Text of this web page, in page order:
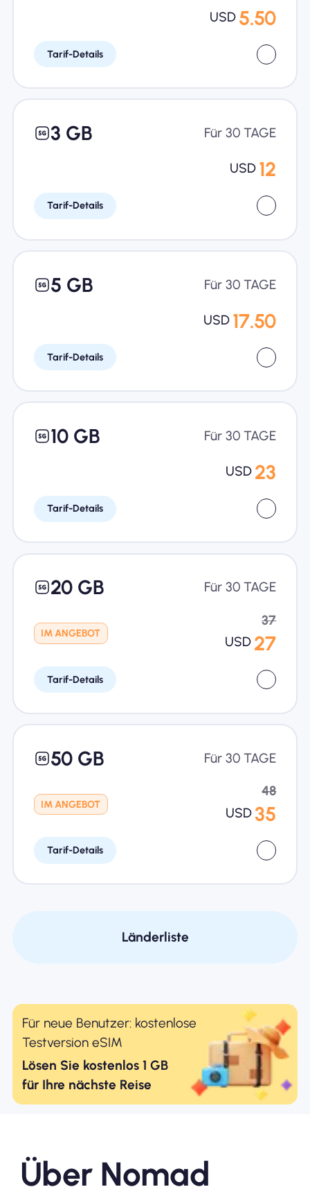
USD 5.50
Tarif-Details
3 GB Für 30 TAGE
USD 12
Tarif-Details
5 GB Für 30 TAGE
USD 17.50
Tarif-Details
10 GB Für 30 TAGE
USD 23
Tarif-Details
20 GB Für 30 TAGE
IM ANGEBOT
37
USD 27
Tarif-Details
50 GB Für 30 TAGE
IM ANGEBOT
48
USD 35
Tarif-Details
Länderliste
Für neue Benutzer: kostenlose
Testversion eSIM
Lösen Sie kostenlos 1 GB
für Ihre nächste Reise
Über Nomad